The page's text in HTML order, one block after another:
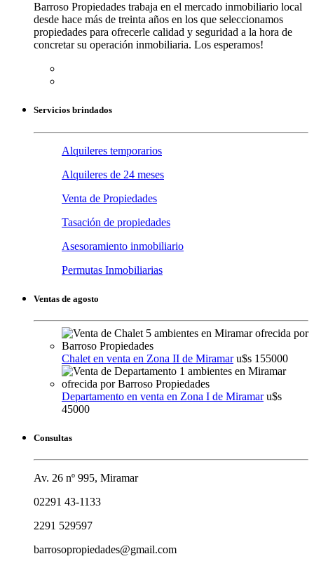
Barroso Propiedades trabaja en el mercado inmobiliario local
desde hace más de treinta años en los que seleccionamos
propiedades para ofrecerle calidad y seguridad a la hora de
concretar su operación inmobiliaria. Los esperamos!
Servicios brindados
Alquileres temporarios
Alquileres de 24 meses
Venta de Propiedades
Tasación de propiedades
Asesoramiento inmobiliario
Permutas Inmobiliarias
Ventas de agosto
Chalet en venta en Zona II de Miramar u$s 155000
Departamento en venta en Zona I de Miramar u$s
45000
Consultas
Av. 26 nº 995, Miramar
02291 43-1133
2291 529597
barrosopropiedades@gmail.com